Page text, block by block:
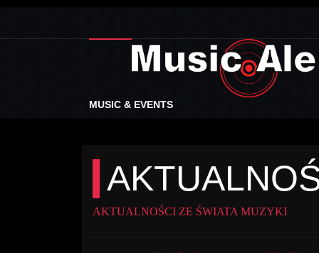
MUSIC & EVENTS
AKTUALNOŚCI ZE ŚWIATA MUZYKI